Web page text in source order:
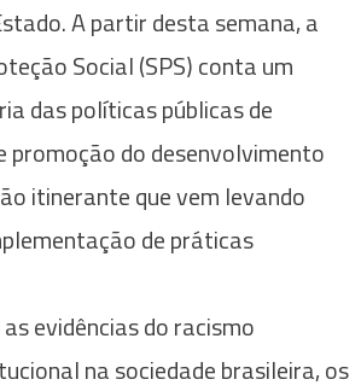
A partir desta semana, a
Social (SPS) conta um
das políticas públicas de
promoção do desenvolvimento
itinerante que vem levando
de práticas
evidências do racismo
na sociedade brasileira, os